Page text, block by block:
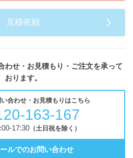
見積依頼
わせ・お見積もり・ご注文を承って
おります。
合わせ・お見積もりはこちら
163-167
17:30（土日祝を除く）
ルでのお問い合わせ